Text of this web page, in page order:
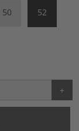
50 52
+